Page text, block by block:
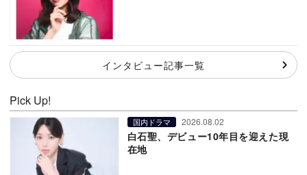
インタビュー記事一覧
Pick Up!
国内ドラマ 2026.08.02
白石聖、デビュー10年目を迎えた現
在地